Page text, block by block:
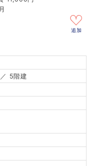
追加
5階建